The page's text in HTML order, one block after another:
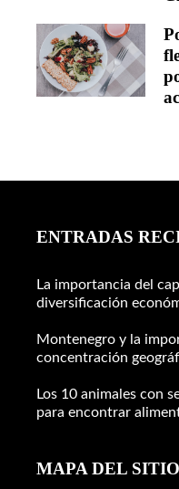
ENTRADAS
La importancia del
diversificación
Montenegro y la
concentración
Los 10 animales con
para encontrar
MAPA DEL SITIO